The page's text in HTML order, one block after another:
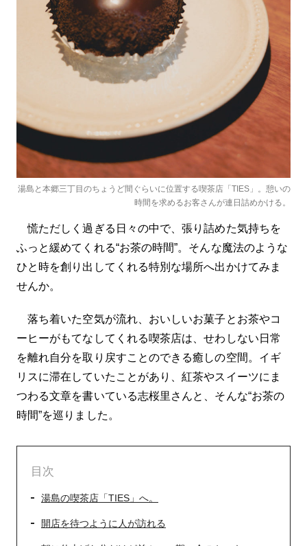
湯島と本郷三丁目のちょうど間ぐらいに位置する喫茶店「TIES」。憩いの
時間を求めるお客さんが連日詰めかける。
慌ただしく過ぎる日々の中で、張り詰めた気持ちを
ふっと緩めてくれる“お茶の時間”。そんな魔法のような
ひと時を創り出してくれる特別な場所へ出かけてみま
せんか。
落ち着いた空気が流れ、おいしいお菓子とお茶やコ
ーヒーがもてなしてくれる喫茶店は、せわしない日常
を離れ自分を取り戻すことのできる癒しの空間。イギ
リスに滞在していたことがあり、紅茶やスイーツにま
つわる文章を書いている志桜里さんと、そんな“お茶の
時間”を巡りました。
目次
湯島の喫茶店「TIES」へ。
開店を待つように人が訪れる